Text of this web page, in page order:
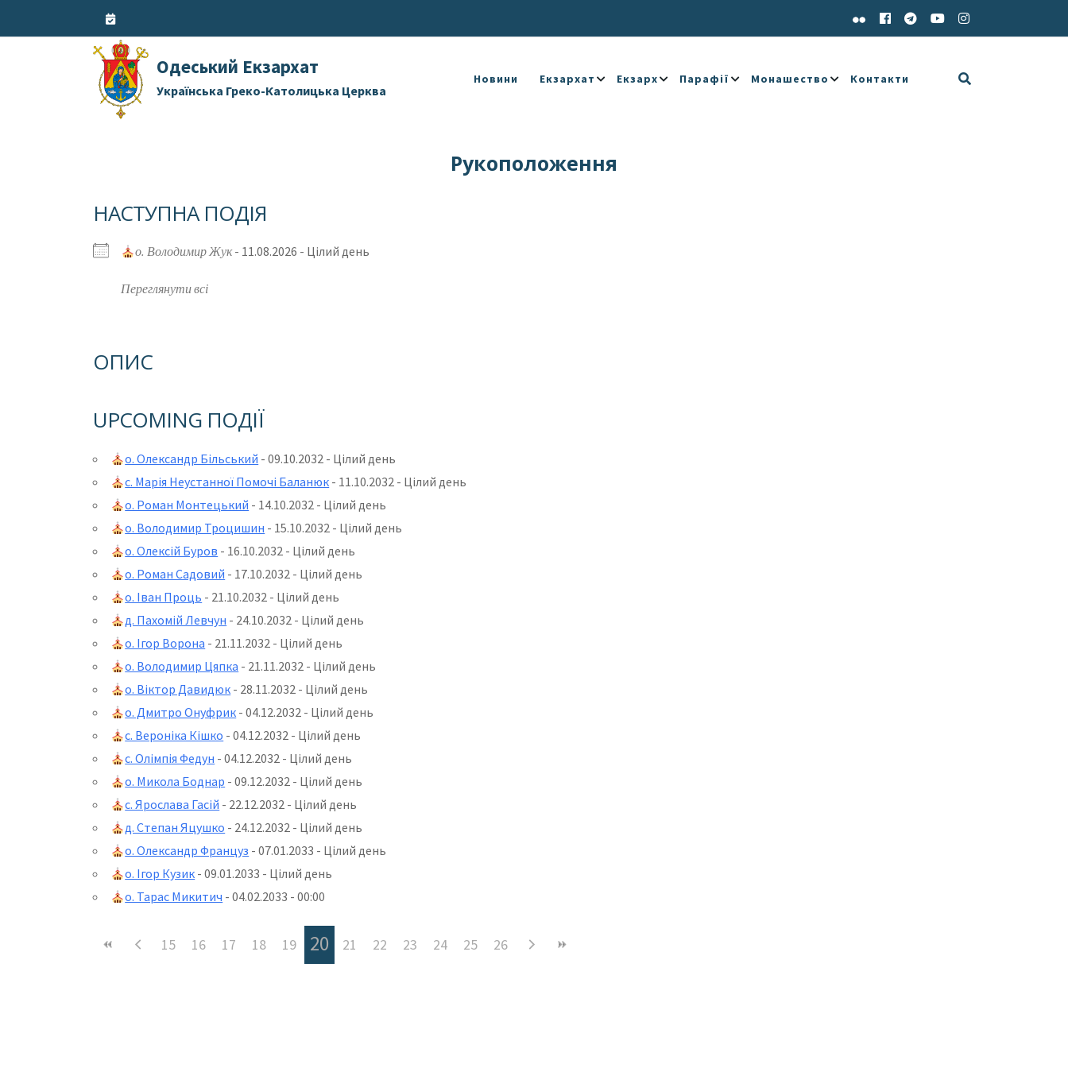
Одеський Екзархат
Українська Греко-Католицька Церква
Новини Екзархат Екзарх Парафії Монашество Контакти
Рукоположення
НАСТУПНА ПОДІЯ
о. Володимир Жук- 11.08.2026 - Цілий день
Переглянути всі
ОПИС
UPCOMING ПОДІЇ
о. Олександр Більський - 09.10.2032 - Цілий день
с. Марія Неустанної Помочі Баланюк - 11.10.2032 - Цілий день
о. Роман Монтецький - 14.10.2032 - Цілий день
о. Володимир Троцишин - 15.10.2032 - Цілий день
о. Олексій Буров - 16.10.2032 - Цілий день
о. Роман Садовий - 17.10.2032 - Цілий день
о. Іван Проць - 21.10.2032 - Цілий день
д. Пахомій Левчун - 24.10.2032 - Цілий день
о. Ігор Ворона - 21.11.2032 - Цілий день
о. Володимир Цяпка - 21.11.2032 - Цілий день
о. Віктор Давидюк - 28.11.2032 - Цілий день
о. Дмитро Онуфрик - 04.12.2032 - Цілий день
с. Вероніка Кішко - 04.12.2032 - Цілий день
с. Олімпія Федун - 04.12.2032 - Цілий день
о. Микола Боднар - 09.12.2032 - Цілий день
с. Ярослава Гасій - 22.12.2032 - Цілий день
д. Степан Яцушко - 24.12.2032 - Цілий день
о. Олександр Француз - 07.01.2033 - Цілий день
о. Ігор Кузик - 09.01.2033 - Цілий день
о. Тарас Микитич - 04.02.2033 - 00:00
15 16 17 18 19 20 21 22 23 24 25 26